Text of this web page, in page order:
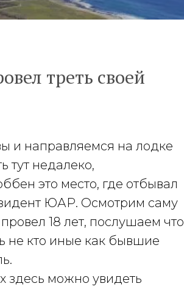
треть своей
и направляемся на лодке
тут недалеко,
это место, где отбывал
ЮАР. Осмотрим саму
18 лет, послушаем что
не кто иные как бывшие
здесь можно увидеть